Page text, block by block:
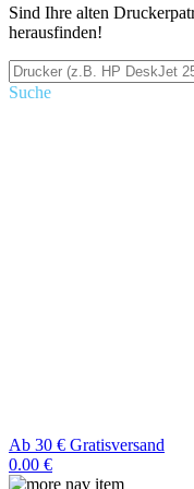
Sind Ihre alten
herausfinden!
Suche
Ab 30 € Gratisversand
0.00 €